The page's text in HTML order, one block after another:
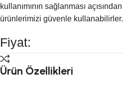
kullanımının sağlanması
ürünlerimizi güvenle kullanabilirler.
Fiyat:
Ürün Özellikleri